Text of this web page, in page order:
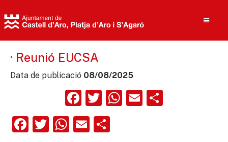
· Reunió EUCSA
Data de publicació 08/08/2025
Facebook
Twitter
WhatsApp
Email
Facebook
Twitter
WhatsApp
Email